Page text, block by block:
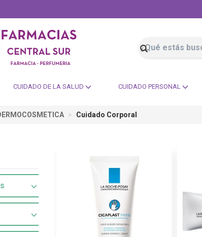
CUIDADO DE LA SALUD CUIDADO PERSONAL
Cuidado Corporal